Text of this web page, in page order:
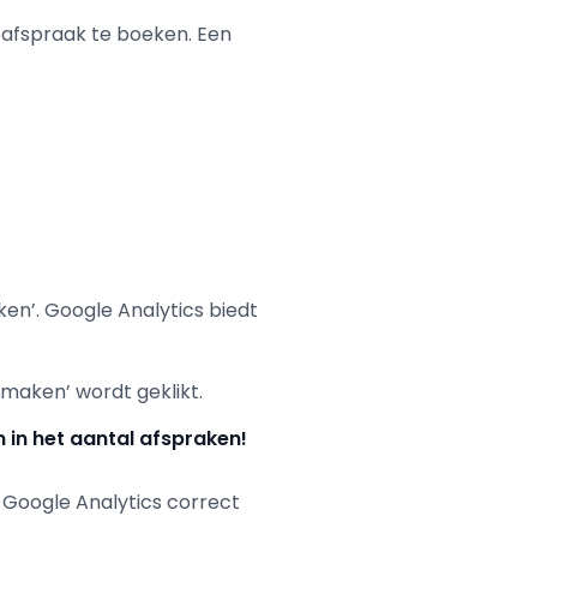
te boeken. Een
Google Analytics biedt
wordt geklikt.
in het aantal afspraken!
Analytics correct